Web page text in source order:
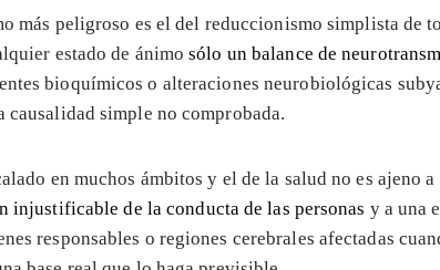
más peligroso es el del reduccionismo simplista de
estado de ánimosólo un balance de
bioquímicos o alteraciones neurobiológicas
causalidad simple no comprobada.
en muchos ámbitos y el de la salud no es ajeno
injustificable de la conducta de las personas y a una
responsables o regiones cerebrales afectadas